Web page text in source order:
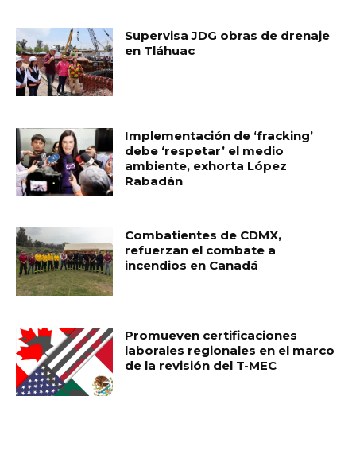
Supervisa JDG obras de drenaje
en Tláhuac
Implementación de ‘fracking’
debe ‘respetar’ el medio
ambiente, exhorta López
Rabadán
Combatientes de CDMX,
refuerzan el combate a
incendios en Canadá
Promueven certificaciones
laborales regionales en el marco
de la revisión del T-MEC